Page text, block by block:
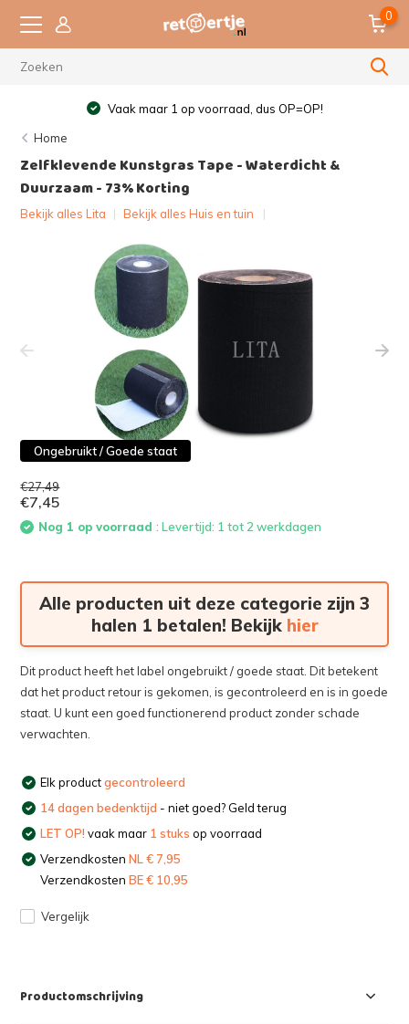
0
Vaak maar 1 op voorraad, dus OP=OP!
Home
Zelfklevende Kunstgras Tape - Waterdicht &
Duurzaam - 73% Korting
Bekijk alles Lita | Bekijk alles Huis en tuin
Ongebruikt / Goede staat
€27,49
€7,45
Nog 1 op voorraad: Levertijd: 1 tot 2 werkdagen
Alle producten uit deze categorie zijn 3
halen 1 betalen! Bekijk hier
Dit product heeft het label ongebruikt / goede staat. Dit betekent
dat het product retour is gekomen, is gecontroleerd en is in goede
staat. U kunt een goed functionerend product zonder schade
verwachten.
Elk productgecontroleerd
14 dagen bedenktijd - niet goed? Geld terug
LET OP! vaak maar 1 stuks op voorraad
VerzendkostenNL € 7,95
VerzendkostenBE € 10,95
Vergelijk
Productomschrijving